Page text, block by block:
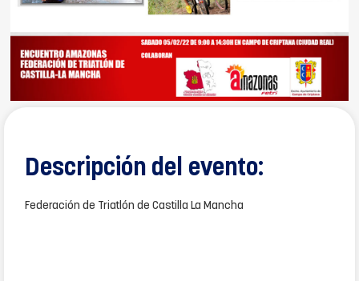
Descripción del evento:
Federación de Triatlón de Castilla La Mancha